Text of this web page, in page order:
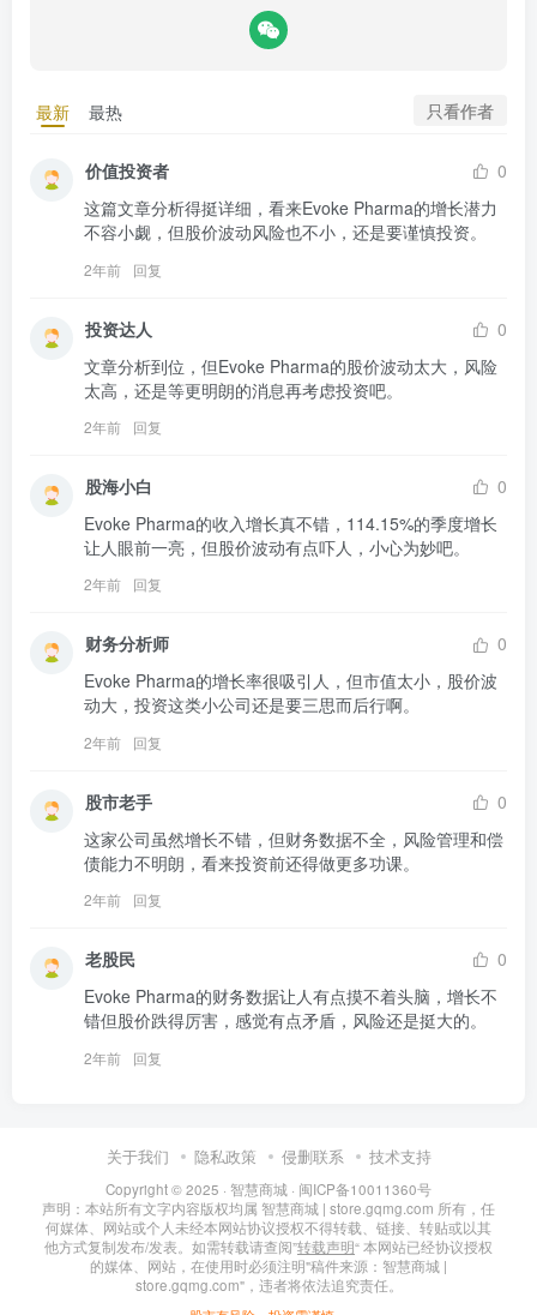
最新 最热 只看作者
价值投资者
0
这篇文章分析得挺详细，看来Evoke Pharma的增长潜力
不容小觑，但股价波动风险也不小，还是要谨慎投资。
2年前 回复
投资达人
0
文章分析到位，但Evoke Pharma的股价波动太大，风险
太高，还是等更明朗的消息再考虑投资吧。
2年前 回复
股海小白
0
Evoke Pharma的收入增长真不错，114.15%的季度增长
让人眼前一亮，但股价波动有点吓人，小心为妙吧。
2年前 回复
财务分析师
0
Evoke Pharma的增长率很吸引人，但市值太小，股价波
动大，投资这类小公司还是要三思而后行啊。
2年前 回复
股市老手
0
这家公司虽然增长不错，但财务数据不全，风险管理和偿
债能力不明朗，看来投资前还得做更多功课。
2年前 回复
老股民
0
Evoke Pharma的财务数据让人有点摸不着头脑，增长不
错但股价跌得厉害，感觉有点矛盾，风险还是挺大的。
2年前 回复
关于我们 隐私政策 侵删联系 技术支持
Copyright © 2025 · 智慧商城 · 闽ICP备10011360号
声明：本站所有文字内容版权均属 智慧商城 | store.gqmg.com 所有，任
何媒体、网站或个人未经本网站协议授权不得转载、链接、转贴或以其
他方式复制发布/发表。如需转载请查阅”转载声明“ 本网站已经协议授权
的媒体、网站，在使用时必须注明"稿件来源：智慧商城 |
store.gqmg.com"，违者将依法追究责任。